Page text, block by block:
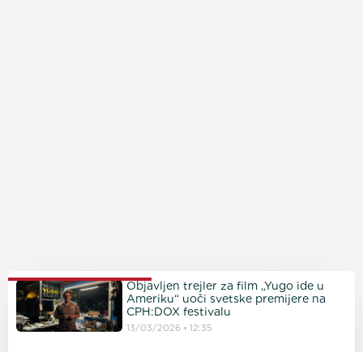
PROČITAJTE JOŠObjavljen trejler za film „Yugo ide u
Ameriku“ uoči svetske premijere na
CPH:DOX festivalu
13/03/2026 12:35